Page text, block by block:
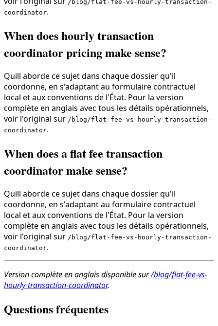
/blog/flat-fee-vs-hourly-transaction-
coordinator.
When does hourly transaction
coordinator pricing make sense?
Quill aborde ce sujet dans chaque dossier qu'il
coordonne, en s'adaptant au formulaire contractuel
local et aux conventions de l'État. Pour la version
complète en anglais avec tous les détails opérationnels,
voir l'original sur /blog/flat-fee-vs-hourly-transaction-
coordinator.
When does a flat fee transaction
coordinator make sense?
Quill aborde ce sujet dans chaque dossier qu'il
coordonne, en s'adaptant au formulaire contractuel
local et aux conventions de l'État. Pour la version
complète en anglais avec tous les détails opérationnels,
voir l'original sur /blog/flat-fee-vs-hourly-transaction-
coordinator.
Version complète en anglais disponible sur/blog/flat-fee-vs-
hourly-transaction-coordinator.
Questions fréquentes